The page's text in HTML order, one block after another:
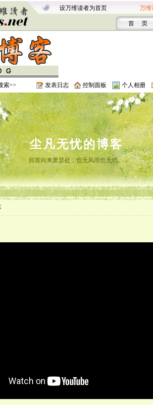
设万维读者为首页 万维
首 页
索>> 发表日志 控制面板 个人相册
尘凡无忧的博客
回首向来萧瑟处，也无风雨也无晴。